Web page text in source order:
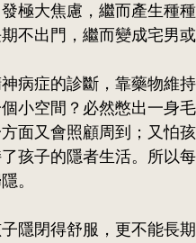
極大焦慮，繼而產生種
不出門，繼而變成宅男或
病症的診斷，靠藥物維
小空間？必然憋出一身
面又會照顧周到；又怕
孩子的隱者生活。所以
。
隱閉得舒服，更不能長